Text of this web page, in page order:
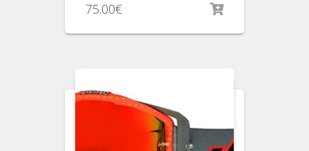
75.00€